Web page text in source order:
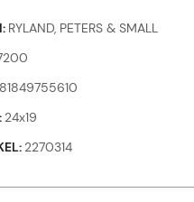
RYLAND, PETERS & SMALL
24x19
2270314